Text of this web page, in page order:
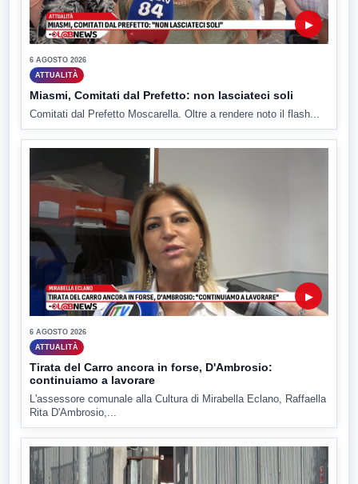
▶
6 AGOSTO 2026
ATTUALITÀ
Miasmi, Comitati dal Prefetto: non lasciateci soli
Comitati dal Prefetto Moscarella. Oltre a rendere noto il flash...
▶
6 AGOSTO 2026
ATTUALITÀ
Tirata del Carro ancora in forse, D'Ambrosio:
continuiamo a lavorare
L'assessore comunale alla Cultura di Mirabella Eclano, Raffaella
Rita D'Ambrosio,...